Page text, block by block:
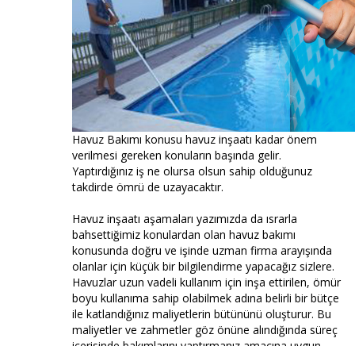
Havuz Bakımı konusu havuz inşaatı kadar önem
verilmesi gereken konuların başında gelir.
Yaptırdığınız iş ne olursa olsun sahip olduğunuz
takdirde ömrü de uzayacaktır.
Havuz inşaatı aşamaları yazımızda da ısrarla
bahsettiğimiz konulardan olan havuz bakımı
konusunda doğru ve işinde uzman firma arayışında
olanlar için küçük bir bilgilendirme yapacağız sizlere.
Havuzlar uzun vadeli kullanım için inşa ettirilen, ömür
boyu kullanıma sahip olabilmek adına belirli bir bütçe
ile katlandığınız maliyetlerin bütününü oluşturur. Bu
maliyetler ve zahmetler göz önüne alındığında süreç